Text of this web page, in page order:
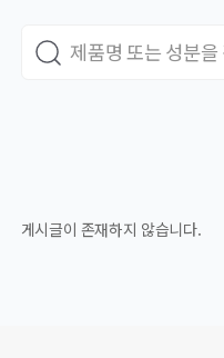
게시글이 존재하지 않습니다.